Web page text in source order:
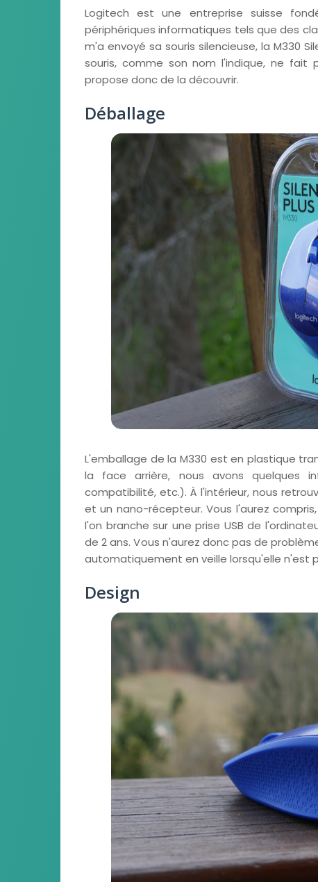
Logitech est une entreprise suisse
périphériques informatiques tels que des
m'a envoyé sa souris silencieuse, la M330
souris, comme son nom l'indique, ne fait
propose donc de la découvrir.
Déballage
L'emballage de la M330 est en plastique
la face arrière, nous avons quelques
compatibilité, etc.). À l'intérieur, nous
et un nano-récepteur. Vous l'aurez
l'on branche sur une prise USB de
de 2 ans. Vous n'aurez donc pas de
automatiquement en veille lorsqu'elle n'est
Design